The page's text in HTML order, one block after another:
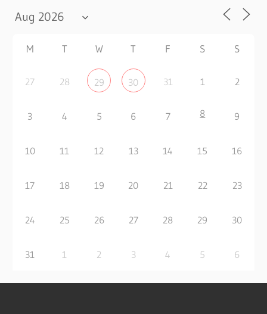
M T W T F S S
27 28 29 30 31 1 2
3 4 5 6 7 8 9
10 11 12 13 14 15 16
17 18 19 20 21 22 23
24 25 26 27 28 29 30
31 1 2 3 4 5 6